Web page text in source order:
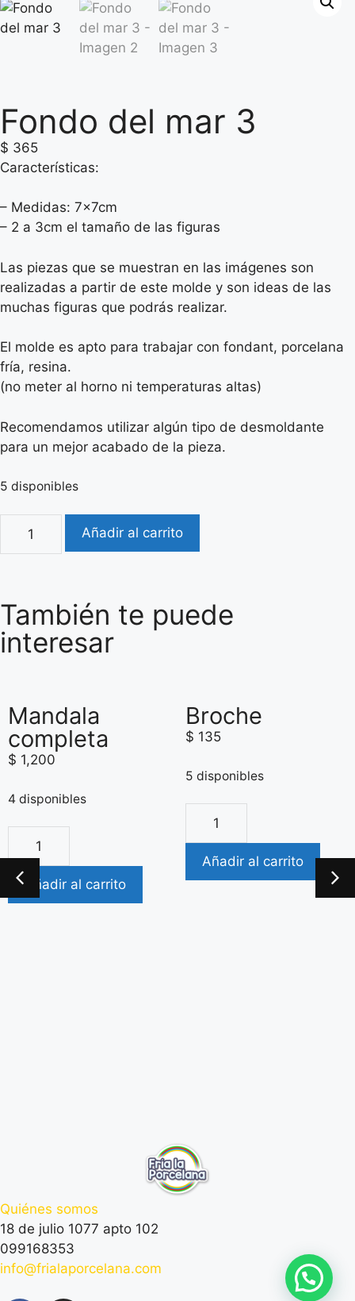
Fondo del mar 3
$ 365
Características:
– Medidas: 7x7cm
– 2 a 3cm el tamaño de las figuras
Las piezas que se muestran en las imágenes son
realizadas a partir de este molde y son ideas de las
muchas figuras que podrás realizar.
El molde es apto para trabajar con fondant, porcelana
fría, resina.
(no meter al horno ni temperaturas altas)
Recomendamos utilizar algún tipo de desmoldante
para un mejor acabado de la pieza.
5 disponibles
Añadir al carrito
También te puede
interesar
Mandala
completa
$ 1,200
4 disponibles
Añadir al carrito
Broche
$ 135
5 disponibles
Añadir al carrito
Quiénes somos
18 de julio 1077 apto 102
099168353
info@frialaporcelana.com